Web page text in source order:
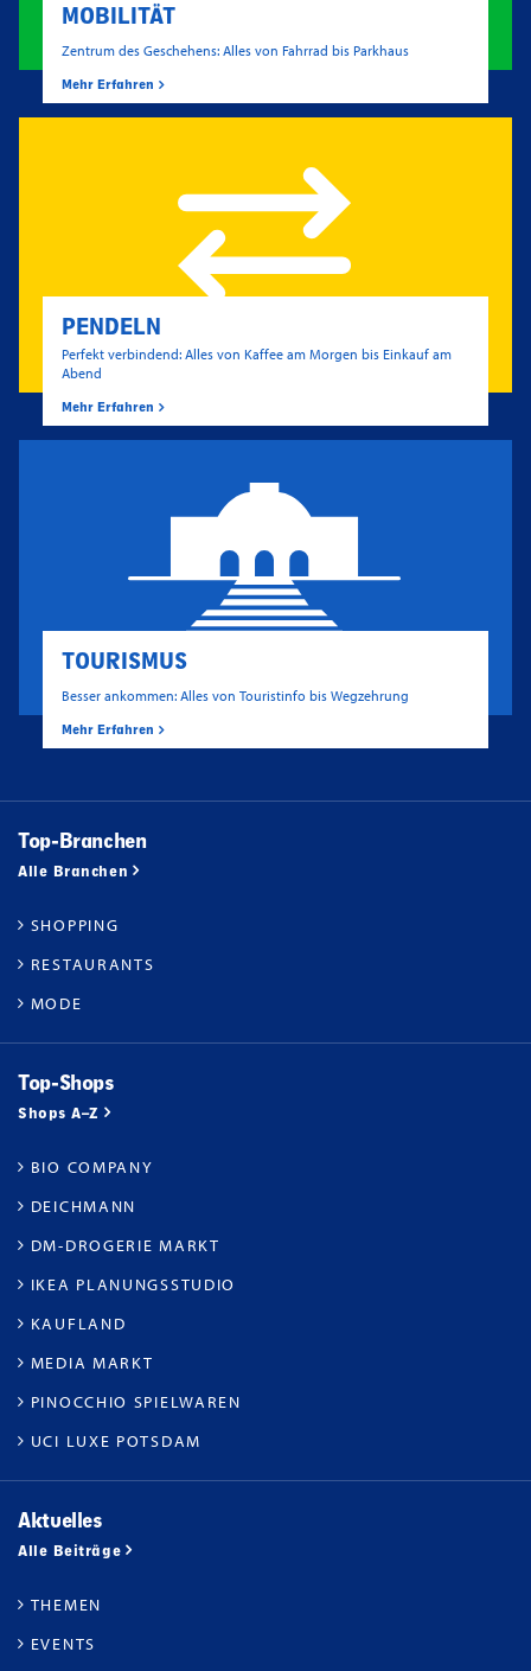
MOBILITÄT
Zentrum des Geschehens: Alles von Fahrrad bis Parkhaus
Mehr Erfahren
PENDELN
Perfekt verbindend: Alles von Kaffee am Morgen bis Einkauf am
Abend
Mehr Erfahren
TOURISMUS
Besser ankommen: Alles von Touristinfo bis Wegzehrung
Mehr Erfahren
Top-Branchen
Alle Branchen
SHOPPING
RESTAURANTS
MODE
Top-Shops
Shops A–Z
BIO COMPANY
DEICHMANN
DM-DROGERIE MARKT
IKEA PLANUNGSSTUDIO
KAUFLAND
MEDIA MARKT
PINOCCHIO SPIELWAREN
UCI LUXE POTSDAM
Aktuelles
Alle Beiträge
THEMEN
EVENTS